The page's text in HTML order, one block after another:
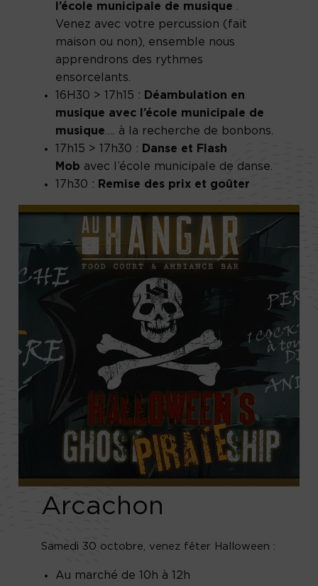
l’école municipale de musique .
Venez avec votre percussion (fait
maison ou non), ensemble nous
apprendrons des rythmes
ensorcelants.
16H30 > 17h15 : Déambulation en
musique avec l’école municipale de
musique…. à la recherche de bonbons.
17h15 > 17h30 : Danse et Flash
Mob avec l’école municipale de danse.
17h30 : Remise des prix et goûter
Arcachon
Samedi 30 octobre, venez fêter Halloween :
Au marché de 10h à 12h